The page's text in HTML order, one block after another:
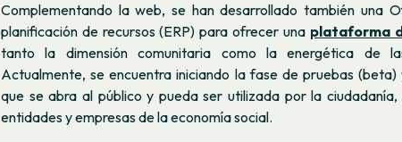
Complementando la web, se han desarrollado también una
planificación de recursos (ERP) para ofrecer una plataforma
tanto la dimensión comunitaria como la energética de
Actualmente, se encuentra iniciando la fase de pruebas
que se abra al público y pueda ser utilizada por la
entidades y empresas de la economía social.